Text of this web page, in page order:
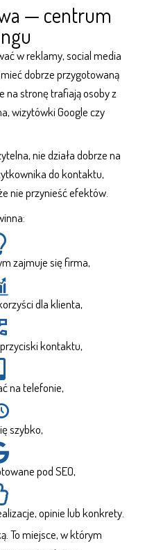
— centrum
w reklamy,social media
dobrze przygotowaną
na stronę trafiają osoby z
wizytówki Google czy
nie działa dobrze na
do kontaktu,
nie przynieść efektów.
zajmuje się firma,
dla klienta,
kontaktu,
na telefonie,
szybko,
pod SEO,
opinie lub konkrety.
To miejsce, w którym